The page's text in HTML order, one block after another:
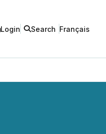
Login Search Français